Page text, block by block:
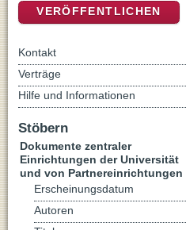
VERÖFFENTLICHEN
Kontakt
Verträge
Hilfe und Informationen
Stöbern
Dokumente zentraler
Einrichtungen der Universität
und von Partnereinrichtungen
Erscheinungsdatum
Autoren